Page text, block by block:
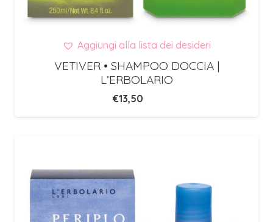
Aggiungi alla lista dei desideri
VETIVER • SHAMPOO DOCCIA |
L’ERBOLARIO
€13,50